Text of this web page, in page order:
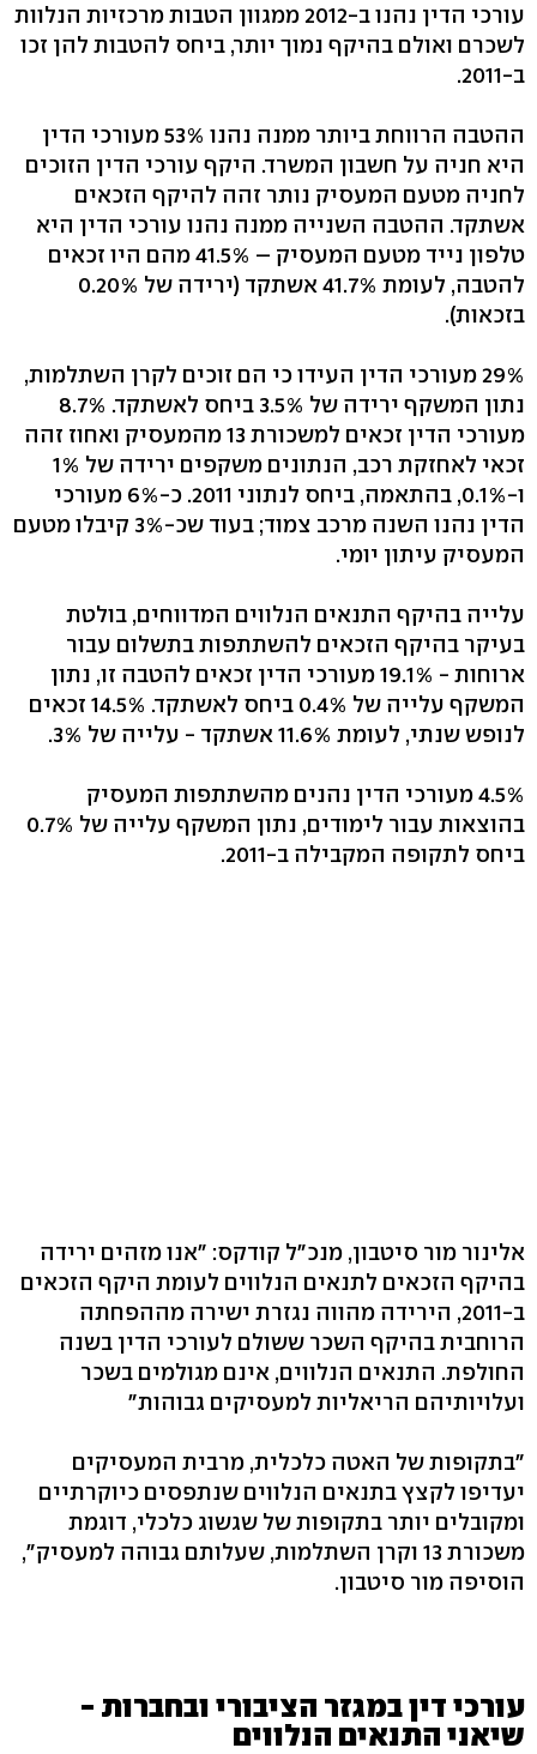
עורכי הדין נהנו ב-2012 ממגוון הטבות מרכזיות הנלוות
לשכרם ואולם בהיקף נמוך יותר, ביחס להטבות להן זכו
ב-2011.
ההטבה הרווחת ביותר ממנה נהנו 53% מעורכי הדין
היא חניה על חשבון המשרד. היקף עורכי הדין הזוכים
לחניה מטעם המעסיק נותר זהה להיקף הזכאים
אשתקד. ההטבה השנייה ממנה נהנו עורכי הדין היא
טלפון נייד מטעם המעסיק – 41.5% מהם היו זכאים
להטבה, לעומת 41.7% אשתקד (ירידה של 0.20%
בזכאות).
29% מעורכי הדין העידו כי הם זוכים לקרן השתלמות,
נתון המשקף ירידה של 3.5% ביחס לאשתקד. 8.7%
מעורכי הדין זכאים למשכורת 13 מהמעסיק ואחוז זהה
זכאי לאחזקת רכב, הנתונים משקפים ירידה של 1%
ו-0.1%, בהתאמה, ביחס לנתוני 2011. כ-6% מעורכי
הדין נהנו השנה מרכב צמוד; בעוד שכ-3% קיבלו מטעם
המעסיק עיתון יומי.
עלייה בהיקף התנאים הנלווים המדווחים, בולטת
בעיקר בהיקף הזכאים להשתתפות בתשלום עבור
ארוחות - 19.1% מעורכי הדין זכאים להטבה זו, נתון
המשקף עלייה של 0.4% ביחס לאשתקד. 14.5% זכאים
לנופש שנתי, לעומת 11.6% אשתקד - עלייה של 3%.
4.5% מעורכי הדין נהנים מהשתתפות המעסיק
בהוצאות עבור לימודים, נתון המשקף עלייה של 0.7%
ביחס לתקופה המקבילה ב-2011.
אלינור מור סיטבון, מנכ"ל קודקס: "אנו מזהים ירידה
בהיקף הזכאים לתנאים הנלווים לעומת היקף הזכאים
ב-2011, הירידה מהווה נגזרת ישירה מההפחתה
הרוחבית בהיקף השכר ששולם לעורכי הדין בשנה
החולפת. התנאים הנלווים, אינם מגולמים בשכר
ועלויותיהם הריאליות למעסיקים גבוהות"
"בתקופות של האטה כלכלית, מרבית המעסיקים
יעדיפו לקצץ בתנאים הנלווים שנתפסים כיוקרתיים
ומקובלים יותר בתקופות של שגשוג כלכלי, דוגמת
משכורת 13 וקרן השתלמות, שעלותם גבוהה למעסיק",
הוסיפה מור סיטבון.
עורכי דין במגזר הציבורי ובחברות -
שיאני התנאים הנלווים